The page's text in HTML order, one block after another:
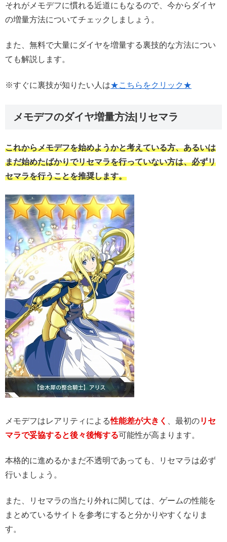
それがメモデフに慣れる近道にもなるので、今からダイヤ
の増量方法についてチェックしましょう。
また、無料で大量にダイヤを増量する裏技的な方法につい
ても解説します。
※すぐに裏技が知りたい人は★こちらをクリック★
メモデフのダイヤ増量方法|リセマラ
これからメモデフを始めようかと考えている方、あるいは
まだ始めたばかりでリセマラを行っていない方は、必ずリ
セマラを行うことを推奨します。
メモデフはレアリティによる性能差が大きく 、最初のリセ
マラで妥協すると後々後悔する可能性が高まります。
本格的に進めるかまだ不透明であっても、リセマラは必ず
行いましょう。
また、リセマラの当たり外れに関しては、ゲームの性能を
まとめているサイトを参考にすると分かりやすくなりま
す。